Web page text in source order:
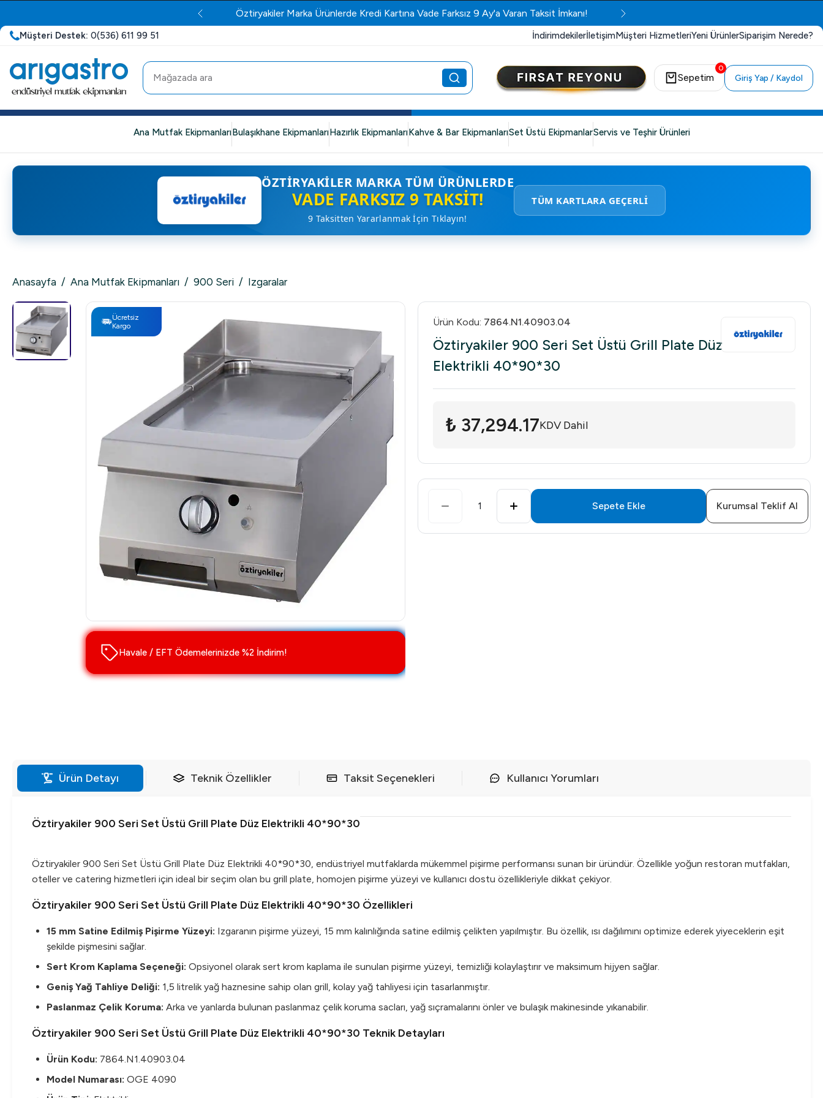
Öztiryakiler Marka Ürünlerde Kredi Kartına Vade Farksız 9 Ay'a Varan Taksit İmkanı!
Müşteri Destek: 0(536) 611 99 51 İndirimdekilerİletişimMüşteri HizmetleriYeni ÜrünlerSiparişim Nerede?
0
Sepetim Giriş Yap / Kaydol
Ana Mutfak EkipmanlarıBulaşıkhane EkipmanlarıHazırlık EkipmanlarıKahve & Bar EkipmanlarıSet Üstü EkipmanlarServis ve Teşhir Ürünleri
ÖZTIRYAKILER MARKA TÜM ÜRÜNLERDE
VADE FARKSIZ 9 TAKSIT!
9 Taksitten Yararlanmak İçin Tıklayın!
TÜM KARTLARA GEÇERLİ
Anasayfa / Ana Mutfak Ekipmanları / 900 Seri / Izgaralar
Ücretsiz
Kargo
Havale / EFT Ödemelerinizde %2 İndirim!
Ürün Kodu: 7864.N1.40903.04
Öztiryakiler 900 Seri Set Üstü Grill Plate Düz
Elektrikli 40*90*30
₺ 37,294.17KDV Dahil
1 Sepete Ekle Kurumsal Teklif Al
Ürün Detayı Teknik Özellikler Taksit Seçenekleri Kullanıcı Yorumları
Öztiryakiler 900 Seri Set Üstü Grill Plate Düz Elektrikli 40*90*30
Öztiryakiler 900 Seri Set Üstü Grill Plate Düz Elektrikli 40*90*30, endüstriyel mutfaklarda mükemmel pişirme performansı sunan bir üründür. Özellikle yoğun restoran mutfakları,
oteller ve catering hizmetleri için ideal bir seçim olan bu grill plate, homojen pişirme yüzeyi ve kullanıcı dostu özellikleriyle dikkat çekiyor.
Öztiryakiler 900 Seri Set Üstü Grill Plate Düz Elektrikli 40*90*30 Özellikleri
15 mm Satine Edilmiş Pişirme Yüzeyi: Izgaranın pişirme yüzeyi, 15 mm kalınlığında satine edilmiş çelikten yapılmıştır. Bu özellik, ısı dağılımını optimize ederek yiyeceklerin eşit
şekilde pişmesini sağlar.
Sert Krom Kaplama Seçeneği: Opsiyonel olarak sert krom kaplama ile sunulan pişirme yüzeyi, temizliği kolaylaştırır ve maksimum hijyen sağlar.
Geniş Yağ Tahliye Deliği: 1,5 litrelik yağ haznesine sahip olan grill, kolay yağ tahliyesi için tasarlanmıştır.
Paslanmaz Çelik Koruma: Arka ve yanlarda bulunan paslanmaz çelik koruma sacları, yağ sıçramalarını önler ve bulaşık makinesinde yıkanabilir.
Öztiryakiler 900 Seri Set Üstü Grill Plate Düz Elektrikli 40*90*30 Teknik Detayları
Ürün Kodu: 7864.N1.40903.04
Model Numarası: OGE 4090